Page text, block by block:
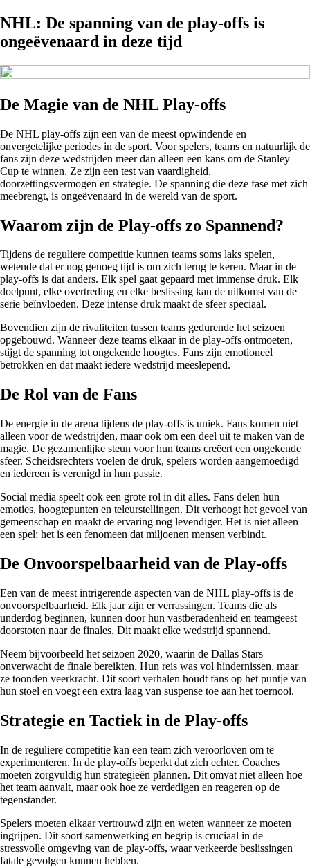
NHL: De spanning van de play-offs is
ongeëvenaard in deze tijd
De Magie van de NHL Play-offs
De NHL play-offs zijn een van de meest opwindende en
onvergetelijke periodes in de sport. Voor spelers, teams en natuurlijk de
fans zijn deze wedstrijden meer dan alleen een kans om de Stanley
Cup te winnen. Ze zijn een test van vaardigheid,
doorzettingsvermogen en strategie. De spanning die deze fase met zich
meebrengt, is ongeëvenaard in de wereld van de sport.
Waarom zijn de Play-offs zo Spannend?
Tijdens de reguliere competitie kunnen teams soms laks spelen,
wetende dat er nog genoeg tijd is om zich terug te keren. Maar in de
play-offs is dat anders. Elk spel gaat gepaard met immense druk. Elk
doelpunt, elke overtreding en elke beslissing kan de uitkomst van de
serie beïnvloeden. Deze intense druk maakt de sfeer speciaal.
Bovendien zijn de rivaliteiten tussen teams gedurende het seizoen
opgebouwd. Wanneer deze teams elkaar in de play-offs ontmoeten,
stijgt de spanning tot ongekende hoogtes. Fans zijn emotioneel
betrokken en dat maakt iedere wedstrijd meeslepend.
De Rol van de Fans
De energie in de arena tijdens de play-offs is uniek. Fans komen niet
alleen voor de wedstrijden, maar ook om een deel uit te maken van de
magie. De gezamenlijke steun voor hun teams creëert een ongekende
sfeer. Scheidsrechters voelen de druk, spelers worden aangemoedigd
en iedereen is verenigd in hun passie.
Social media speelt ook een grote rol in dit alles. Fans delen hun
emoties, hoogtepunten en teleurstellingen. Dit verhoogt het gevoel van
gemeenschap en maakt de ervaring nog levendiger. Het is niet alleen
een spel; het is een fenomeen dat miljoenen mensen verbindt.
De Onvoorspelbaarheid van de Play-offs
Een van de meest intrigerende aspecten van de NHL play-offs is de
onvoorspelbaarheid. Elk jaar zijn er verrassingen. Teams die als
underdog beginnen, kunnen door hun vastberadenheid en teamgeest
doorstoten naar de finales. Dit maakt elke wedstrijd spannend.
Neem bijvoorbeeld het seizoen 2020, waarin de Dallas Stars
onverwacht de finale bereikten. Hun reis was vol hindernissen, maar
ze toonden veerkracht. Dit soort verhalen houdt fans op het puntje van
hun stoel en voegt een extra laag van suspense toe aan het toernooi.
Strategie en Tactiek in de Play-offs
In de reguliere competitie kan een team zich veroorloven om te
experimenteren. In de play-offs beperkt dat zich echter. Coaches
moeten zorgvuldig hun strategieën plannen. Dit omvat niet alleen hoe
het team aanvalt, maar ook hoe ze verdedigen en reageren op de
tegenstander.
Spelers moeten elkaar vertrouwd zijn en weten wanneer ze moeten
ingrijpen. Dit soort samenwerking en begrip is cruciaal in de
stressvolle omgeving van de play-offs, waar verkeerde beslissingen
fatale gevolgen kunnen hebben.